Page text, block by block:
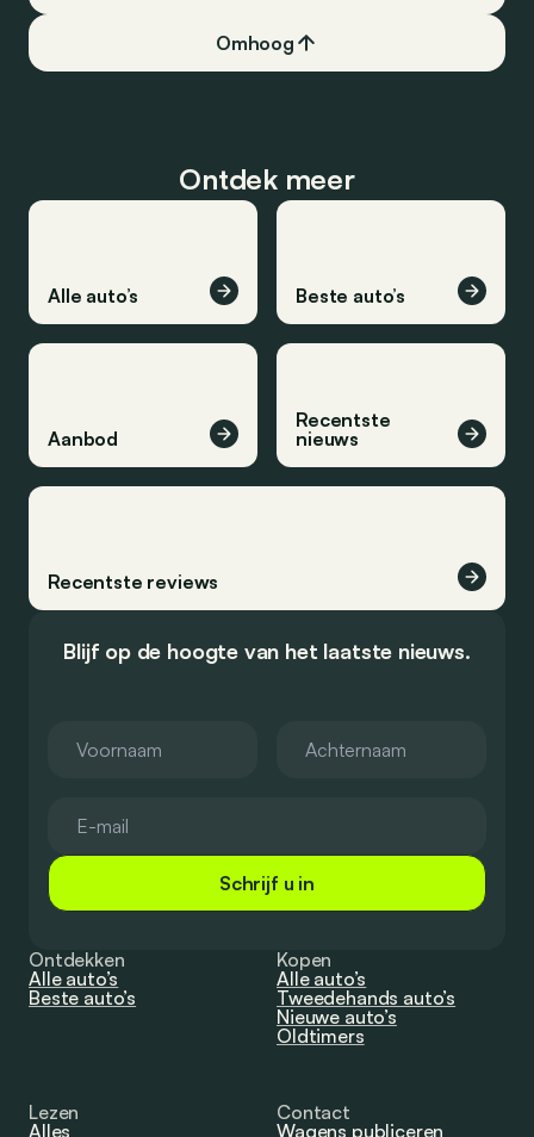
Omhoog
Ontdek meer
Alle auto’s Beste auto’s
Aanbod
Recentste
nieuws
Recentste reviews
Blijf op de hoogte van het laatste nieuws.
Schrijf u in
Ontdekken
Alle auto’s
Beste auto’s
Kopen
Alle auto’s
Tweedehands auto’s
Nieuwe auto’s
Oldtimers
Lezen
Alles
Contact
Wagens publiceren